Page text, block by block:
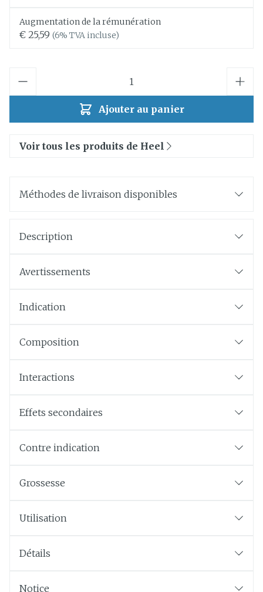
Augmentation de la rémunération
€ 25,59 (6% TVA incluse)
Ajouter au panier
Voir tous les produits de Heel
Méthodes de livraison disponibles
Description
Avertissements
Indication
Composition
Interactions
Effets secondaires
Contre indication
Grossesse
Utilisation
Détails
Notice